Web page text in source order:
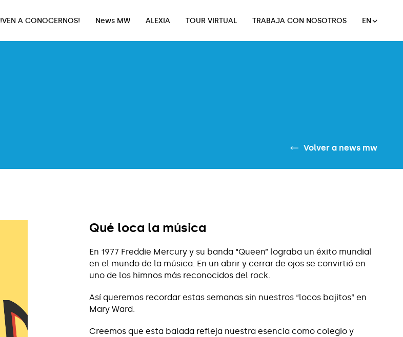
!VEN A CONOCERNOS!
News MW
ALEXIA
TOUR VIRTUAL
TRABAJA CON NOSOTROS
EN
Volver a news mw
Qué loca la música
En 1977 Freddie Mercury y su banda “Queen” lograba un éxito mundial
en el mundo de la música. En un abrir y cerrar de ojos se convirtió en
uno de los himnos más reconocidos del rock.
Así queremos recordar estas semanas sin nuestros “locos bajitos” en
Mary Ward.
Creemos que esta balada refleja nuestra esencia como colegio y